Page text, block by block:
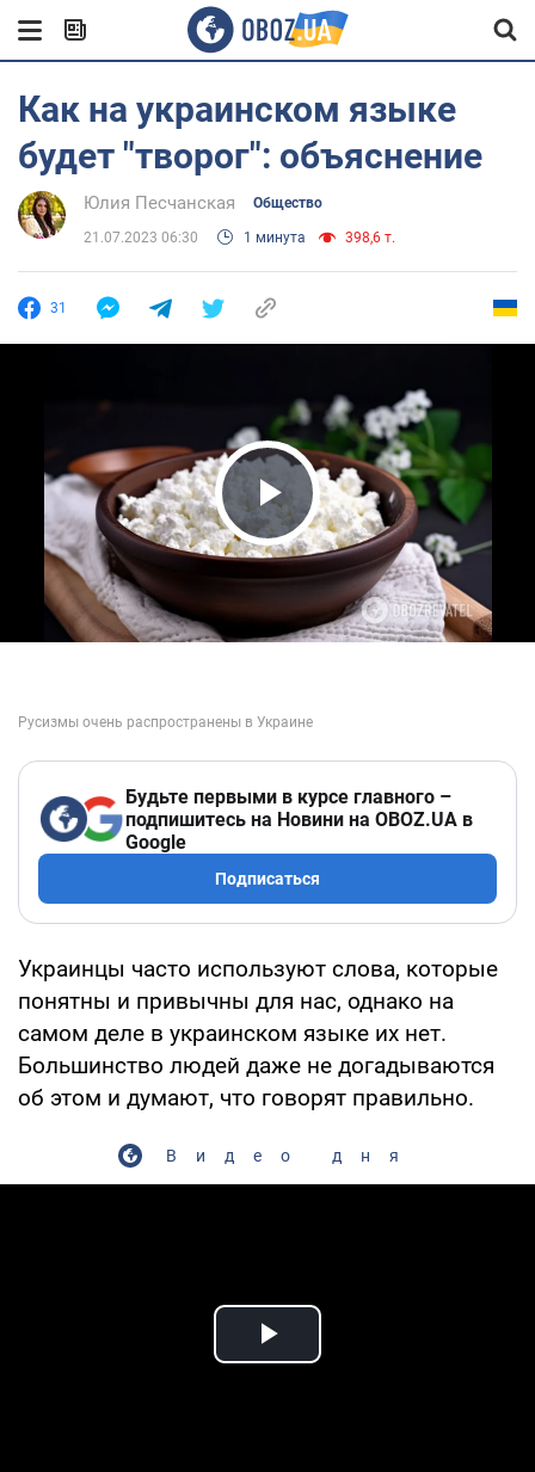
Как на украинском языке
будет "творог": объяснение
Юлия Песчанская Общество
21.07.2023 06:30 1 минута 398,6 т.
31
Play Video
Будьте первыми в курсе главного –
подпишитесь на Новини на OBOZ.UA в
Google
Подписаться
Украинцы часто используют слова, которые
понятны и привычны для нас, однако на
самом деле в украинском языке их нет.
Большинство людей даже не догадываются
об этом и думают, что говорят правильно.
Видео дня
Play Video